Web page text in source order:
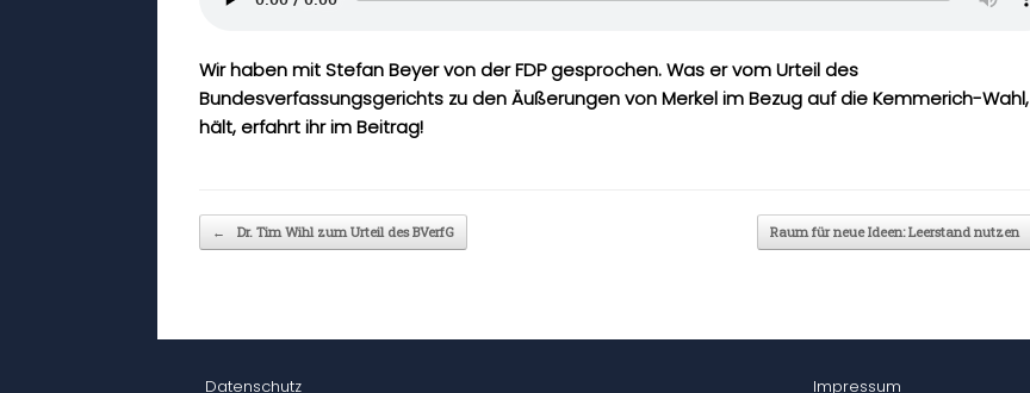
p
ri
t
Wir haben mit Stefan Beyer von der FDP gesprochen. Was er vom Urteil des
Bundesverfassungsgerichts zu den Äußerungen von Merkel im Bezug auf die Kemmerich-Wahl,
hält, erfahrt ihr im Beitrag!
Beitragsnavigation
← Dr. Tim Wihl zum Urteil des BVerfG Raum für neue Ideen: Leerstand nutzen
Datenschutz Impressum